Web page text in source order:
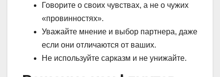
Говорите о своих чувствах, а не о чужих
«провинностях».
Уважайте мнение и выбор партнера, даже
если они отличаются от ваших.
Не используйте сарказм и не унижайте.